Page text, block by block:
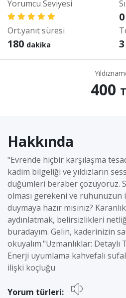
Yorumcu Seviyesi
0
Ort.yanıt süresi
180 dakika 3
400
Hakkında
​"Evrende hiçbir karşılaşma
kadim bilgeliği ve yıldızların
düğümleri beraber çözüyoruz.
olması gerekeni ve ruhunuzun
duymaya hazır mısınız?
aydınlatmak, belirsizlikleri
buradayım. Gelin, kaderinizin
okuyalım." ​Uzmanlıklar: Detaylı
Enerji uyumlama kahvefalı
ilişki koçluğu
Yorum türleri: